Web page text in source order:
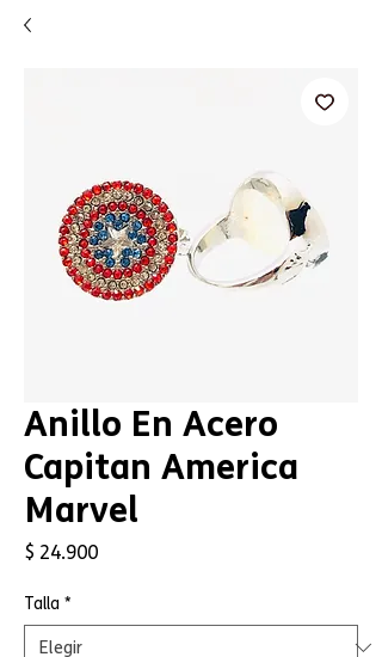
Anillo En Acero
Capitan America
Marvel
$ 24.900Precio
Talla *